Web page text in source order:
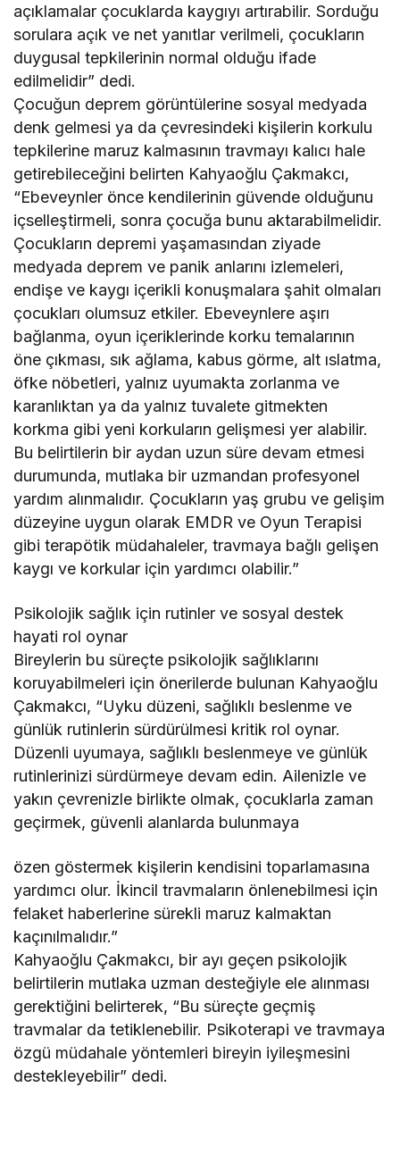
açıklamalar çocuklarda kaygıyı artırabilir. Sorduğu
sorulara açık ve net yanıtlar verilmeli, çocukların
duygusal tepkilerinin normal olduğu ifade
edilmelidir” dedi.
Çocuğun deprem görüntülerine sosyal medyada
denk gelmesi ya da çevresindeki kişilerin korkulu
tepkilerine maruz kalmasının travmayı kalıcı hale
getirebileceğini belirten Kahyaoğlu Çakmakcı,
“Ebeveynler önce kendilerinin güvende olduğunu
içselleştirmeli, sonra çocuğa bunu aktarabilmelidir.
Çocukların depremi yaşamasından ziyade
medyada deprem ve panik anlarını izlemeleri,
endişe ve kaygı içerikli konuşmalara şahit olmaları
çocukları olumsuz etkiler. Ebeveynlere aşırı
bağlanma, oyun içeriklerinde korku temalarının
öne çıkması, sık ağlama, kabus görme, alt ıslatma,
öfke nöbetleri, yalnız uyumakta zorlanma ve
karanlıktan ya da yalnız tuvalete gitmekten
korkma gibi yeni korkuların gelişmesi yer alabilir.
Bu belirtilerin bir aydan uzun süre devam etmesi
durumunda, mutlaka bir uzmandan profesyonel
yardım alınmalıdır. Çocukların yaş grubu ve gelişim
düzeyine uygun olarak EMDR ve Oyun Terapisi
gibi terapötik müdahaleler, travmaya bağlı gelişen
kaygı ve korkular için yardımcı olabilir.”
Psikolojik sağlık için rutinler ve sosyal destek
hayati rol oynar
Bireylerin bu süreçte psikolojik sağlıklarını
koruyabilmeleri için önerilerde bulunan Kahyaoğlu
Çakmakcı, “Uyku düzeni, sağlıklı beslenme ve
günlük rutinlerin sürdürülmesi kritik rol oynar.
Düzenli uyumaya, sağlıklı beslenmeye ve günlük
rutinlerinizi sürdürmeye devam edin. Ailenizle ve
yakın çevrenizle birlikte olmak, çocuklarla zaman
geçirmek, güvenli alanlarda bulunmaya
özen göstermek kişilerin kendisini toparlamasına
yardımcı olur. İkincil travmaların önlenebilmesi için
felaket haberlerine sürekli maruz kalmaktan
kaçınılmalıdır.”
Kahyaoğlu Çakmakcı, bir ayı geçen psikolojik
belirtilerin mutlaka uzman desteğiyle ele alınması
gerektiğini belirterek, “Bu süreçte geçmiş
travmalar da tetiklenebilir. Psikoterapi ve travmaya
özgü müdahale yöntemleri bireyin iyileşmesini
destekleyebilir” dedi.